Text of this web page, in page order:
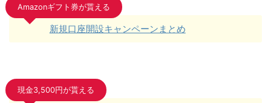
Amazonギフト券が貰える
新規口座開設キャンペーンまとめ
現金3,500円が貰える